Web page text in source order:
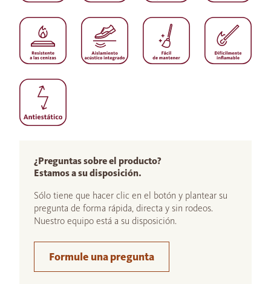
¿Preguntas sobre el producto?
Estamos a su disposición.
Sólo tiene que hacer clic en el botón y plantear su
pregunta de forma rápida, directa y sin rodeos.
Nuestro equipo está a su disposición.
Formule una pregunta